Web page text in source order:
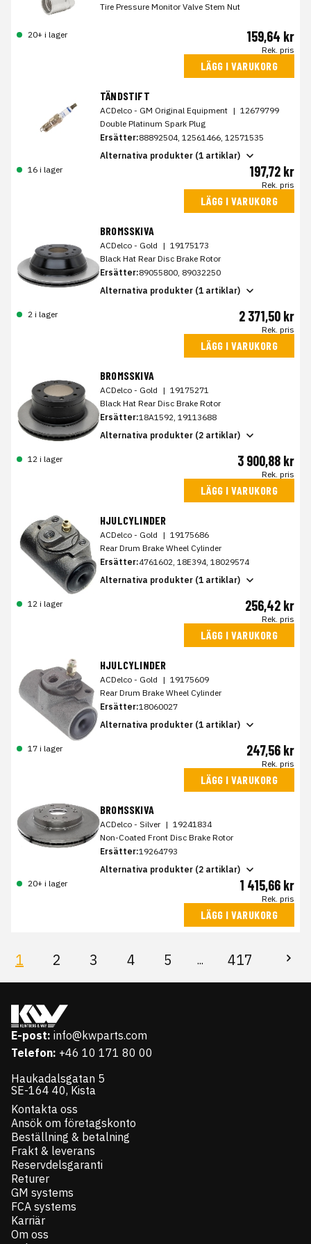
Tire Pressure Monitor Valve Stem Nut
20+ i lager 159,64 kr
Rek. pris
LÄGG I VARUKORG
TÄNDSTIFT
ACDelco - GM Original Equipment | 12679799
Double Platinum Spark Plug
Ersätter:88892504, 12561466, 12571535
Alternativa produkter (1 artiklar)
16 i lager
197,72 kr
Rek. pris
LÄGG I VARUKORG
BROMSSKIVA
ACDelco - Gold | 19175173
Black Hat Rear Disc Brake Rotor
Ersätter:89055800, 89032250
Alternativa produkter (1 artiklar)
2 i lager 2 371,50 kr
Rek. pris
LÄGG I VARUKORG
BROMSSKIVA
ACDelco - Gold | 19175271
Black Hat Rear Disc Brake Rotor
Ersätter:18A1592, 19113688
Alternativa produkter (2 artiklar)
12 i lager 3 900,88 kr
Rek. pris
LÄGG I VARUKORG
HJULCYLINDER
ACDelco - Gold | 19175686
Rear Drum Brake Wheel Cylinder
Ersätter:4761602, 18E394, 18029574
Alternativa produkter (1 artiklar)
12 i lager 256,42 kr
Rek. pris
LÄGG I VARUKORG
HJULCYLINDER
ACDelco - Gold | 19175609
Rear Drum Brake Wheel Cylinder
Ersätter:18060027
Alternativa produkter (1 artiklar)
17 i lager 247,56 kr
Rek. pris
LÄGG I VARUKORG
BROMSSKIVA
ACDelco - Silver | 19241834
Non-Coated Front Disc Brake Rotor
Ersätter:19264793
Alternativa produkter (2 artiklar)
20+ i lager
1 415,66 kr
Rek. pris
LÄGG I VARUKORG
1 2 3 4 5 ... 417
E-post: info@kwparts.com
Telefon: +46 10 171 80 00
Haukadalsgatan 5
SE-164 40, Kista
Kontakta oss
Ansök om företagskonto
Beställning & betalning
Frakt & leverans
Reservdelsgaranti
Returer
GM systems
FCA systems
Karriär
Om oss